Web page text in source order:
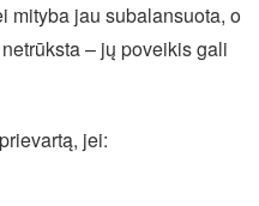
mityba jau subalansuota, o
– jų poveikis gali
jei: